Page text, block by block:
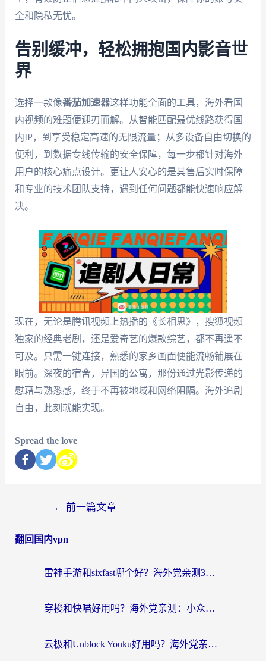
全和隐私无忧。
告别缓冲，轻松拥抱国内影音世
界
选择一款像番茄加速器这样功能全面的工具，海外看国
内视频的难题便迎刃而解。从智能匹配最优线路获得国
内IP，到享受稳定高速的无限流量；从多设备自由切换的
便利，到数据专线传输的安全保障，每一步都针对海外
用户的核心痛点设计。更让人安心的是其售后实时保障
和专业的技术团队支持，遇到任何问题都能快速响应解
决。
现在，无论是腾讯视频上热播的《长相思》，搜狐视频
独家的经典老剧，还是爱奇艺的爆款综艺，都不再遥不
可及。只需一键连接，熟悉的家乡画面便能流畅铺展在
眼前。深夜的宿舍，异国的公寓，那份通过光影传递的
慰藉与熟悉感，终于不再被地域和网络阻隔。海外追剧
自由，此刻就能实现。
Spread the love
← 前一篇文章
翻回国内vpn
雷神手游和sixfast哪个好？海外党亲测3款回国加速器，教你选对不踩坑
穿梭和快喵好用吗？海外党亲测：小众加速器对比+番茄加速器深度体验
云极和Unblock Youku好用吗？海外党亲测+2026回国加速器避坑指南